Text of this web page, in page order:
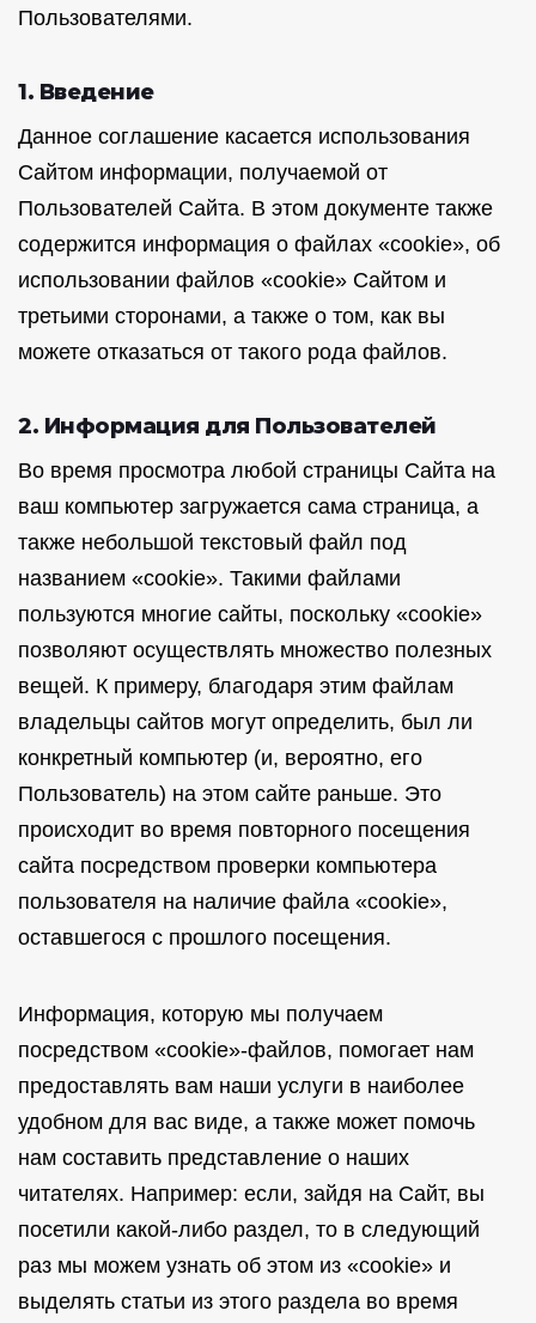
Пользователями.
1. Введение
Данное соглашение касается использования
Сайтом информации, получаемой от
Пользователей Сайта. В этом документе также
содержится информация о файлах «cookie», об
использовании файлов «cookie» Сайтом и
третьими сторонами, а также о том, как вы
можете отказаться от такого рода файлов.
2. Информация для Пользователей
Во время просмотра любой страницы Сайта на
ваш компьютер загружается сама страница, а
также небольшой текстовый файл под
названием «cookie». Такими файлами
пользуются многие сайты, поскольку «cookie»
позволяют осуществлять множество полезных
вещей. К примеру, благодаря этим файлам
владельцы сайтов могут определить, был ли
конкретный компьютер (и, вероятно, его
Пользователь) на этом сайте раньше. Это
происходит во время повторного посещения
сайта посредством проверки компьютера
пользователя на наличие файла «cookie»,
оставшегося с прошлого посещения.
Информация, которую мы получаем
посредством «cookie»-файлов, помогает нам
предоставлять вам наши услуги в наиболее
удобном для вас виде, а также может помочь
нам составить представление о наших
читателях. Например: если, зайдя на Сайт, вы
посетили какой-либо раздел, то в следующий
раз мы можем узнать об этом из «cookie» и
выделять статьи из этого раздела во время